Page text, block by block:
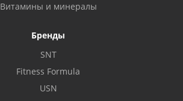
Витамины и минералы
Бренды
SNT
Fitness Formula
USN